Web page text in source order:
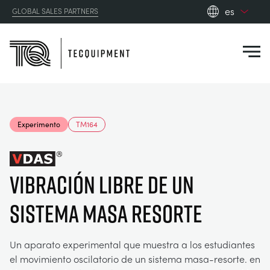
GLOBAL SALES PARTNERS
es
AERODINÁMICA
ENERGÍA SOLAR
INGENIERÍA DE CONTROL
OPTICAL EXTENSOMETRY
AEROESPACIAL
AGRICULTURA
AUTOMOTRIZ
DOWNLOADS
BLOG
ABOUT US
ABOUT US
CONTACT US
Experimento TM164
VIBRACIÓN LIBRE DE UN
SISTEMA MASA RESORTE
Un aparato experimental que muestra a los estudiantes
el movimiento oscilatorio de un sistema masa-resorte. en